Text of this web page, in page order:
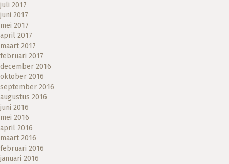
juli 2017
juni 2017
mei 2017
april 2017
maart 2017
februari 2017
december 2016
oktober 2016
september 2016
augustus 2016
juni 2016
mei 2016
april 2016
maart 2016
februari 2016
januari 2016